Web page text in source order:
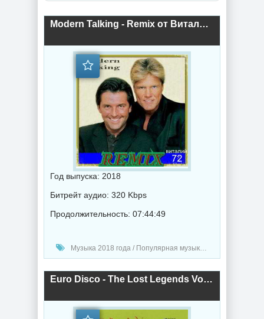
Modern Talking - Remix от Виталия 72 (2) (2018) торрент
Год выпуска: 2018
Битрейт аудио: 320 Kbps
Продолжительность: 07:44:49
Музыка 2018 года / Популярная музыка / Диско музыка / Музыка в машину
Euro Disco - The Lost Legends Vol.17 (2018) торрент